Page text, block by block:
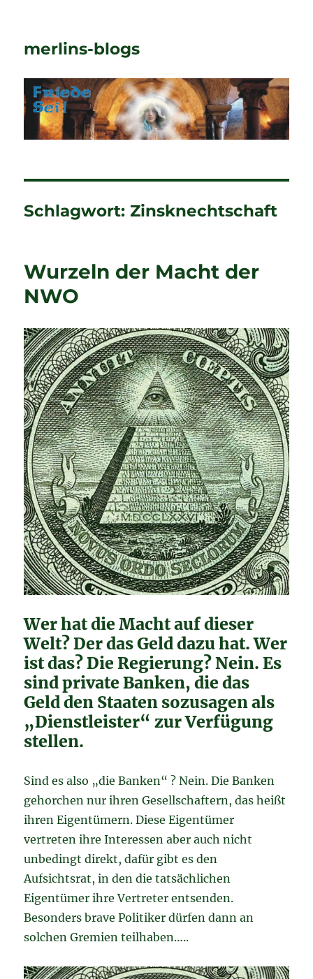
merlins-blogs
Schlagwort:Zinsknechtschaft
Wurzeln der Macht der
NWO
Wer hat die Macht auf dieser
Welt? Der das Geld dazu hat. Wer
ist das? Die Regierung? Nein. Es
sind private Banken, die das
Geld den Staaten sozusagen als
„Dienstleister“ zur Verfügung
stellen.
Sind es also „die Banken“ ? Nein. Die Banken
gehorchen nur ihren Gesellschaftern, das heißt
ihren Eigentümern. Diese Eigentümer
vertreten ihre Interessen aber auch nicht
unbedingt direkt, dafür gibt es den
Aufsichtsrat, in den die tatsächlichen
Eigentümer ihre Vertreter entsenden.
Besonders brave Politiker dürfen dann an
solchen Gremien teilhaben…..